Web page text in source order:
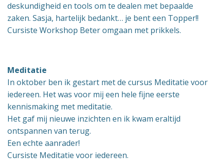
deskundigheid en tools om te dealen met bepaalde
zaken. Sasja, hartelijk bedankt… je bent een Topper!!
Cursiste Workshop Beter omgaan met prikkels.
Meditatie
In oktober ben ik gestart met de cursus Meditatie voor
iedereen. Het was voor mij een hele fijne eerste
kennismaking met meditatie.
Het gaf mij nieuwe inzichten en ik kwam eraltijd
ontspannen van terug.
Een echte aanrader!
Cursiste Meditatie voor iedereen.